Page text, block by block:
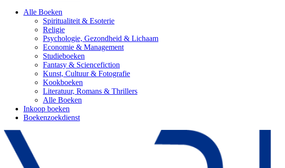
Alle Boeken
Spiritualiteit & Esoterie
Religie
Psychologie, Gezondheid & Lichaam
Economie & Management
Studieboeken
Fantasy & Sciencefiction
Kunst, Cultuur & Fotografie
Kookboeken
Literatuur, Romans & Thrillers
Alle Boeken
Inkoop boeken
Boekenzoekdienst